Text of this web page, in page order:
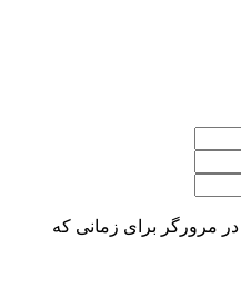
مرورگر برای زمانی که